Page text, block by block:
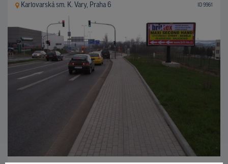
Karlovarská sm. K. Vary, Praha 6 ID 9961